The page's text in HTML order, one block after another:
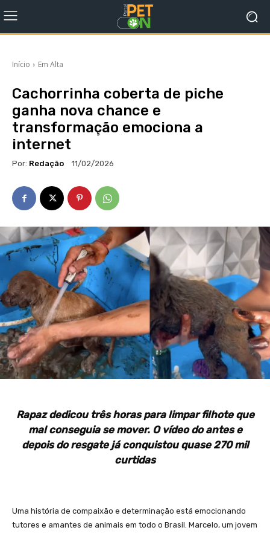
Início Em Alta
Cachorrinha coberta de piche
ganha nova chance e
transformação emociona a
internet
Por: Redação 11/02/2026
Rapaz dedicou três horas para limpar filhote que
mal conseguia se mover. O vídeo do antes e
depois do resgate já conquistou quase 270 mil
curtidas
Uma história de compaixão e determinação está emocionando
tutores e amantes de animais em todo o Brasil. Marcelo, um jovem